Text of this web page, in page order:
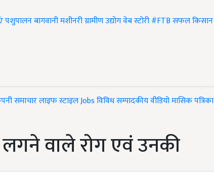
पशुपालनबागवानीमशीनरीग्रामीण उद्योगवेब स्टोरी#FTBसफल किसान
समाचारलाइफ स्टाइलJobsविविधसम्पादकीयवीडियोमासिक पत्रिका
वाले रोग एवं उनकी